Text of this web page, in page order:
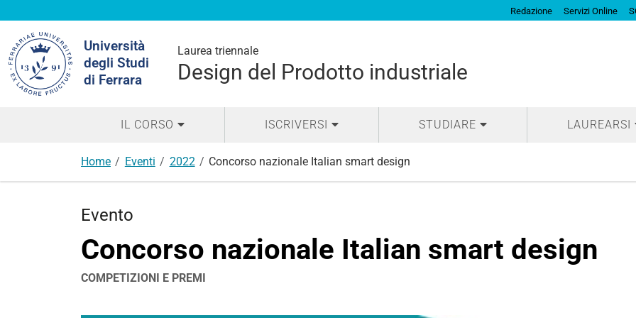
Redazione Servizi Online
Università
degli Studi
di Ferrara
Laurea triennale
Design del Prodotto industriale
nel
sito
IL CORSO ISCRIVERSI STUDIARE LAUREARSI
Home Eventi 2022 Concorso nazionale Italian smart design
Evento
Concorso nazionale Italian smart design
COMPETIZIONI E PREMI